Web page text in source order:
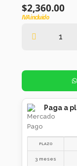
$2,360.00
IVA incluido
Paga a
PLAZO
3 meses